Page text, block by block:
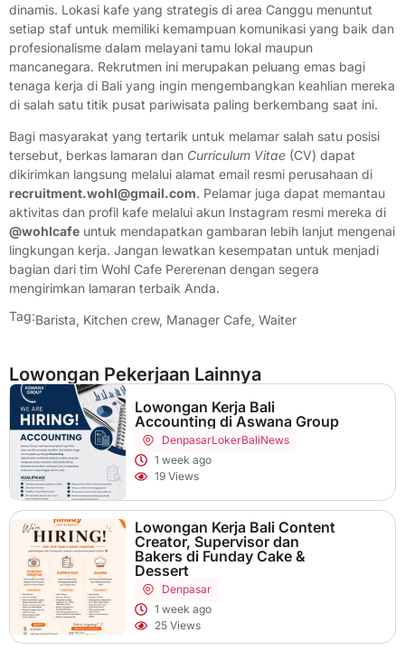
dinamis. Lokasi kafe yang strategis di area Canggu menuntut
setiap staf untuk memiliki kemampuan komunikasi yang baik dan
profesionalisme dalam melayani tamu lokal maupun
mancanegara. Rekrutmen ini merupakan peluang emas bagi
tenaga kerja di Bali yang ingin mengembangkan keahlian mereka
di salah satu titik pusat pariwisata paling berkembang saat ini.
Bagi masyarakat yang tertarik untuk melamar salah satu posisi
tersebut, berkas lamaran dan Curriculum Vitae (CV) dapat
dikirimkan langsung melalui alamat email resmi perusahaan di
recruitment.wohl@gmail.com. Pelamar juga dapat memantau
aktivitas dan profil kafe melalui akun Instagram resmi mereka di
@wohlcafe untuk mendapatkan gambaran lebih lanjut mengenai
lingkungan kerja. Jangan lewatkan kesempatan untuk menjadi
bagian dari tim Wohl Cafe Pererenan dengan segera
mengirimkan lamaran terbaik Anda.
Tag:Barista, Kitchen crew, Manager Cafe, Waiter
Lowongan Pekerjaan Lainnya
Lowongan Kerja Bali
Accounting di Aswana Group
DenpasarLokerBaliNews
1 week ago
19 Views
Lowongan Kerja Bali Content
Creator, Supervisor dan
Bakers di Funday Cake &
Dessert
Denpasar
1 week ago
25 Views